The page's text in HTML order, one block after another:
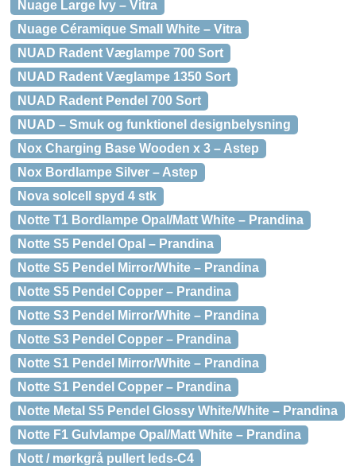
Nuage Large Ivy – Vitra
Nuage Céramique Small White – Vitra
NUAD Radent Væglampe 700 Sort
NUAD Radent Væglampe 1350 Sort
NUAD Radent Pendel 700 Sort
NUAD – Smuk og funktionel designbelysning
Nox Charging Base Wooden x 3 – Astep
Nox Bordlampe Silver – Astep
Nova solcell spyd 4 stk
Notte T1 Bordlampe Opal/Matt White – Prandina
Notte S5 Pendel Opal – Prandina
Notte S5 Pendel Mirror/White – Prandina
Notte S5 Pendel Copper – Prandina
Notte S3 Pendel Mirror/White – Prandina
Notte S3 Pendel Copper – Prandina
Notte S1 Pendel Mirror/White – Prandina
Notte S1 Pendel Copper – Prandina
Notte Metal S5 Pendel Glossy White/White – Prandina
Notte F1 Gulvlampe Opal/Matt White – Prandina
Nott / mørkgrå pullert leds-C4